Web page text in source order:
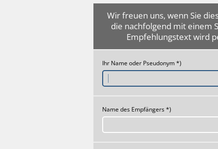
Wir freuen uns, wenn Sie
die nachfolgend mit einem
Empfehlungstext wird
Ihr Name oder Pseudonym *)
Name des Empfängers *)